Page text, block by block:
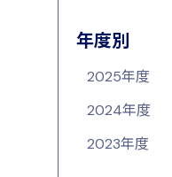
年度別
2025年度
2024年度
2023年度